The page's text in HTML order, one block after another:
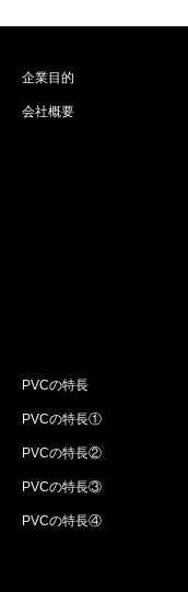
企業目的
会社概要
PVCの特長
PVCの特長①
PVCの特長②
PVCの特長③
PVCの特長④